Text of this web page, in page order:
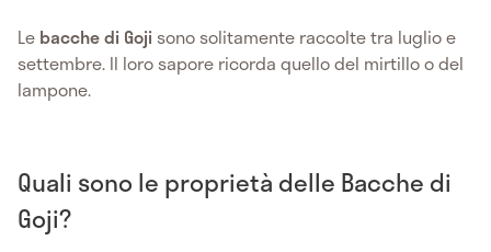
Le bacche di Goji sono solitamente raccolte tra luglio e
settembre. Il loro sapore ricorda quello del mirtillo o del
lampone.
Quali sono le proprietà delle Bacche di
Goji?